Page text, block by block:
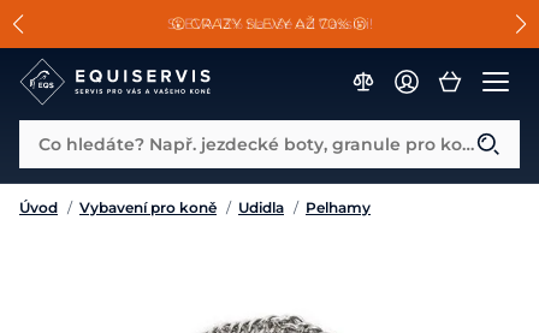
SLEVA 13% na vše od Cassini!
😮 CRAZY SLEVY AŽ 70% 😮
📐Pasování a doplňky k vybraným sedlům ZDARMA 🐴
Co hledáte? Např. jezdecké boty, granule pro koně...
Úvod / Vybavení pro koně / Udidla / Pelhamy